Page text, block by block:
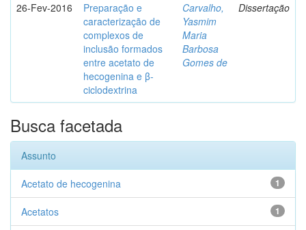
26-Fev-2016
Preparação e
caracterização de
complexos de
inclusão formados
entre acetato de
hecogenina e β-
ciclodextrina
Carvalho,
Yasmim
Maria
Barbosa
Gomes de
Dissertação
Busca facetada
Assunto
1
Acetato de hecogenina
1
Acetatos